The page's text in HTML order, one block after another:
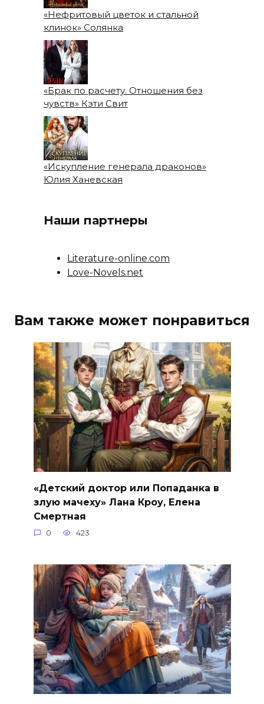
«Нефритовый цветок и стальной
клинок» Солянка
«Брак по расчету. Отношения без
чувств» Кэти Свит
«Искупление генерала драконов»
Юлия Ханевская
Наши партнеры
Literature-online.com
Love-Novels.net
Вам также может понравиться
«Детский доктор или Попаданка в
злую мачеху» Лана Кроу, Елена
Смертная
0 423